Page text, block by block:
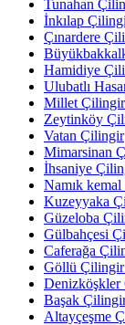
Tunahan
İnkılap
Çınardere
Hamidiye
Ulubatlı
Millet Çilingir
Zeytinköy
Vatan Çilingir
Mimarsinan
İhsaniye
Namık
Kuzeyyaka
Güzeloba
Gülbahçesi
Caferağa
Göllü Çilingir
Denizköşkler
Başak
Altayçeşme